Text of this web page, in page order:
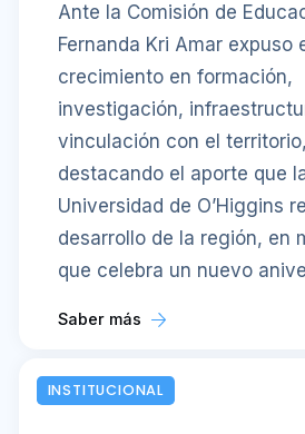
Ante la Comisión de
Fernanda Kri Amar expuso
crecimiento en formación,
investigación,
vinculación con el territorio,
destacando el aporte que
Universidad de O’Higgins
desarrollo de la región, en
que celebra un nuevo
Saber más
INSTITUCIONAL